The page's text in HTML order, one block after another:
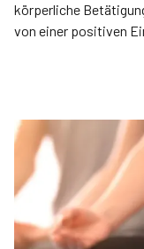
körperliche
von einer positiven